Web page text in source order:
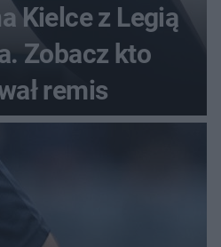
Kielce z Legią
Zobacz kto
remis